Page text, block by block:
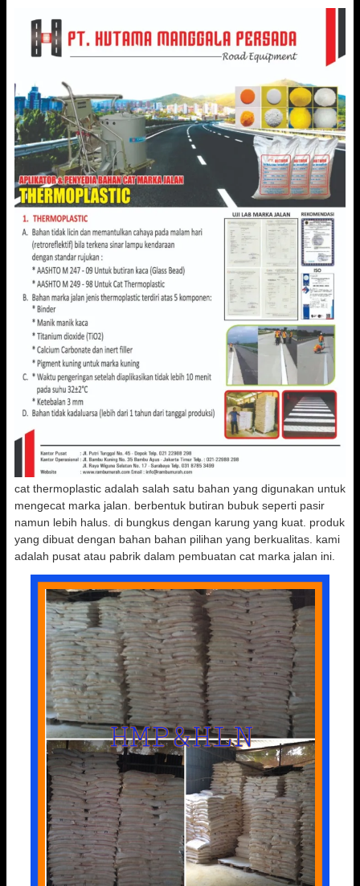
cat thermoplastic adalah salah satu bahan yang digunakan untuk
mengecat marka jalan. berbentuk butiran bubuk seperti pasir
namun lebih halus. di bungkus dengan karung yang kuat. produk
yang dibuat dengan bahan bahan pilihan yang berkualitas. kami
adalah pusat atau pabrik dalam pembuatan cat marka jalan ini.